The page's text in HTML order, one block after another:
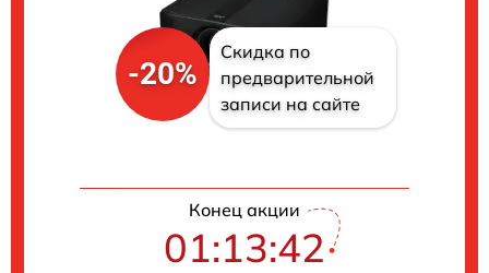
-20%
Скидка по
предварительной
записи на сайте
Конец акции
01:13:41